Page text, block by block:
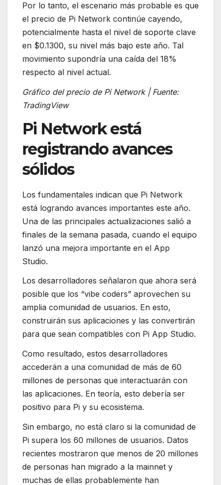
Por lo tanto, el escenario más probable es que
el precio de Pi Network continúe cayendo,
potencialmente hasta el nivel de soporte clave
en $0.1300, su nivel más bajo este año. Tal
movimiento supondría una caída del 18%
respecto al nivel actual.
Gráfico del precio de Pi Network | Fuente:
TradingView
Pi Network está
registrando avances
sólidos
Los fundamentales indican que Pi Network
está logrando avances importantes este año.
Una de las principales actualizaciones salió a
finales de la semana pasada, cuando el equipo
lanzó una mejora importante en el App
Studio.
Los desarrolladores señalaron que ahora será
posible que los “vibe coders” aprovechen su
amplia comunidad de usuarios. En esto,
construirán sus aplicaciones y las convertirán
para que sean compatibles con Pi App Studio.
Como resultado, estos desarrolladores
accederán a una comunidad de más de 60
millones de personas que interactuarán con
las aplicaciones. En teoría, esto debería ser
positivo para Pi y su ecosistema.
Sin embargo, no está claro si la comunidad de
Pi supera los 60 millones de usuarios. Datos
recientes mostraron que menos de 20 millones
de personas han migrado a la mainnet y
muchas de ellas probablemente han